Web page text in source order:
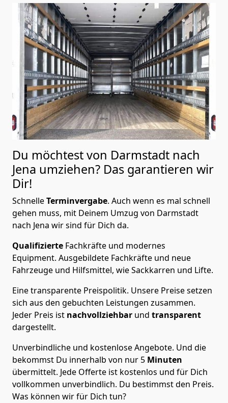
Du möchtest von Darmstadt nach
Jena umziehen? Das garantieren wir
Dir!
SchnelleTerminvergabe. Auch wenn es mal schnell
gehen muss, mit Deinem Umzug von Darmstadt
nach Jena wir sind für Dich da.
Qualifizierte Fachkräfte und modernes
Equipment. Ausgebildete Fachkräfte und neue
Fahrzeuge und Hilfsmittel, wie Sackkarren und Lifte.
Eine transparente Preispolitik. Unsere Preise setzen
sich aus den gebuchten Leistungen zusammen.
Jeder Preis ist nachvollziehbar und transparent
dargestellt.
Unverbindliche und kostenlose Angebote. Und die
bekommst Du innerhalb von nur 5 Minuten
übermittelt. Jede Offerte ist kostenlos und für Dich
vollkommen unverbindlich. Du bestimmst den Preis.
Was können wir für Dich tun?